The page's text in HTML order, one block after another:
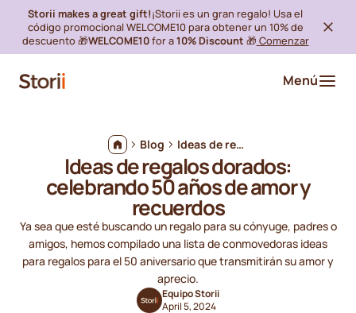
Storii makes a great gift!¡Storii es un gran regalo! Usa el
código promocional WELCOME10 para obtener un 10% de
descuento 🎁WELCOME10for a10% Discount 🎁 Comenzar
Menú
Blog Ideas de regalos dorados: celebrando 50 años de amor y recuerdos
Ideas de regalos dorados:
celebrando 50 años de amor y
recuerdos
Ya sea que esté buscando un regalo para su cónyuge, padres o
amigos, hemos compilado una lista de conmovedoras ideas
para regalos para el 50 aniversario que transmitirán su amor y
aprecio.
Equipo Storii
April 5, 2024